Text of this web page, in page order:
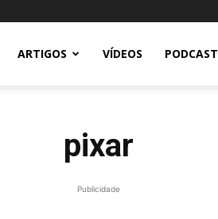
ARTIGOS VÍDEOS PODCAST
pixar
Publicidade